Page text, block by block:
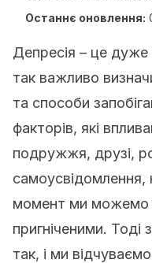
Останнє оновлення:
Депресія – це
так важливо
та способи
факторів, які
подружжя, друзі,
самоусвідомлення,
момент ми можемо
пригніченими.
так, і ми